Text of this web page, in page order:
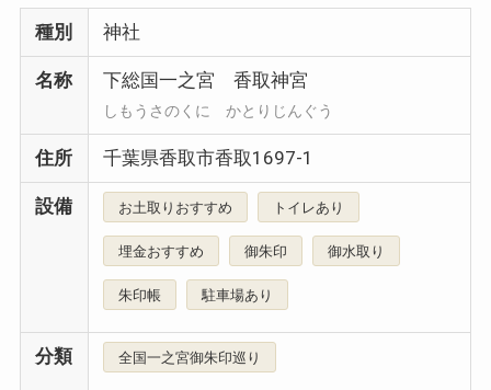
種別 神社
名称 下総国一之宮 香取神宮
しもうさのくに かとりじんぐう
住所 千葉県香取市香取1697-1
設備 お土取りおすすめ トイレあり
埋金おすすめ 御朱印 御水取り
朱印帳 駐車場あり
分類 全国一之宮御朱印巡り